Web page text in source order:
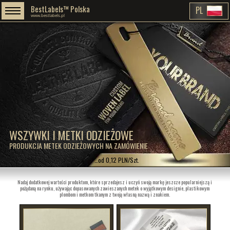
WSZYWKI I METKI ODZIEŻOWE
PRODUKCJA METEK ODZIEŻOWYCH NA ZAMÓWIENIE
BestLabels™ Polska
www.bestlabels.pl PL
…od 0,12 PLN/Szt.
Nadaj dodatkowej wartości produktom, które sprzedajesz i uczyń swoją markę jeszcze popularniejszą i
pożądaną na rynku, używając dopasowanych zawieszanych metek o wyjątkowym designie, plastikowym
plombom i metkom tkanym z twoją własną nazwą i znakiem.